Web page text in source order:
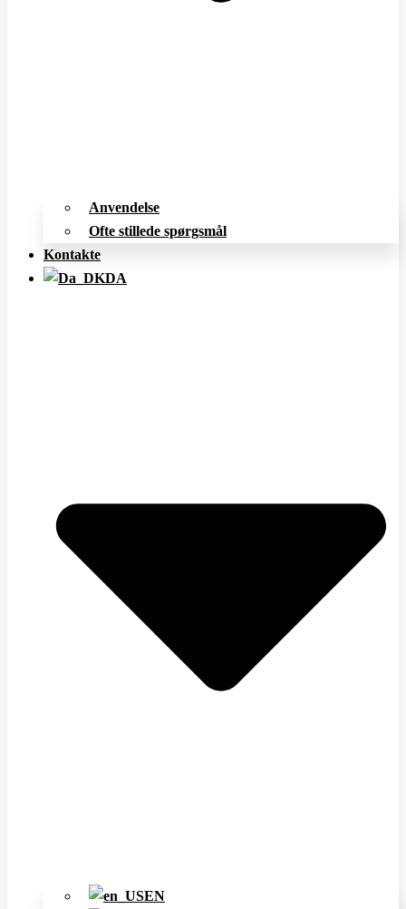
Anvendelse
Ofte stillede spørgsmål
Kontakte
DA
EN